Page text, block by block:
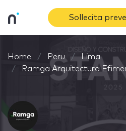
Sollecita
Home Peru
Lima
Ramga Arquitectura